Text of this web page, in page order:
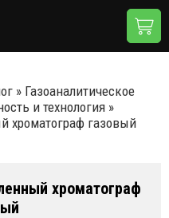
» Газоаналитическое
и технология »
газовый
хроматограф